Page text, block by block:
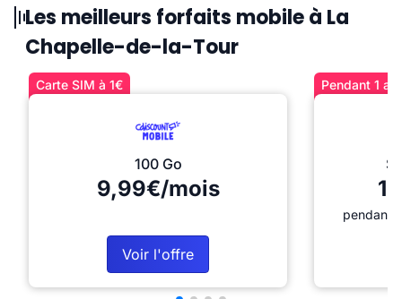
Les meilleurs forfaits mobile à La
Chapelle-de-la-Tour
Carte SIM à 1€
100 Go
9,99€/mois
Voir l'offre
Pendant 1
pendant